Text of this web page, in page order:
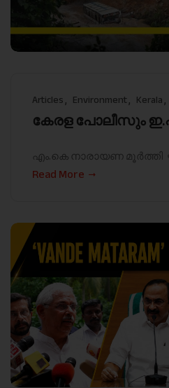
Articles Environment Kerala
കേരള പോലീസും
എം.കെ നാരായണ മൂർത്തി
Read More